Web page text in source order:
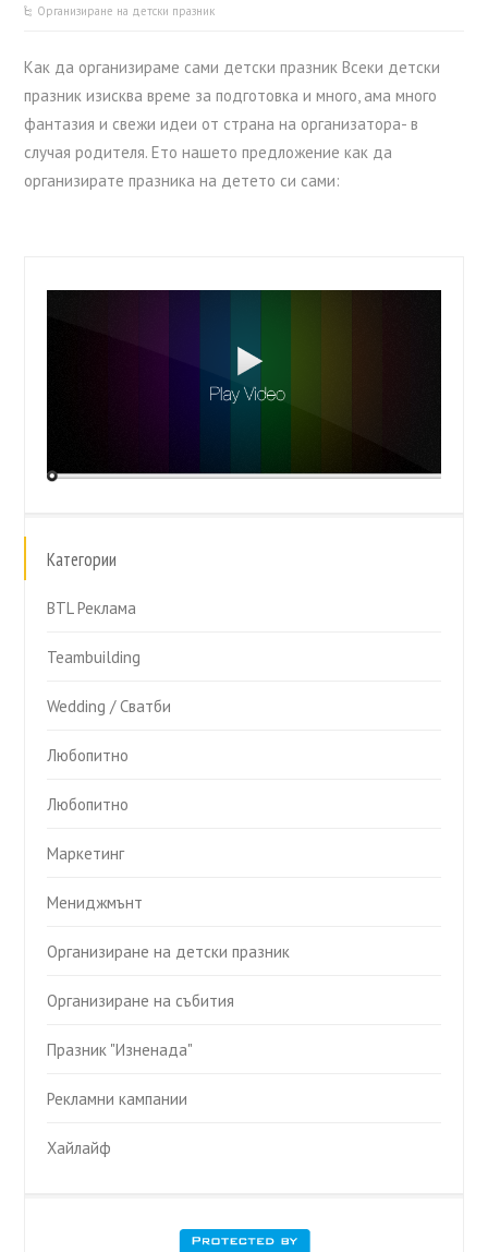
Организиране на детски празник
Как да организираме сами детски празник Всеки детски
празник изисква време за подготовка и много, ама много
фантазия и свежи идеи от страна на организатора- в
случая родителя. Ето нашето предложение как да
организирате празника на детето си сами:
Категории
BTL Реклама
Teambuilding
Wedding / Сватби
Любопитно
Любопитно
Маркетинг
Мениджмънт
Организиране на детски празник
Организиране на събития
Празник "Изненада"
Рекламни кампании
Хайлайф